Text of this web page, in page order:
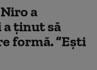
a
a ținut să
formă. ”Ești